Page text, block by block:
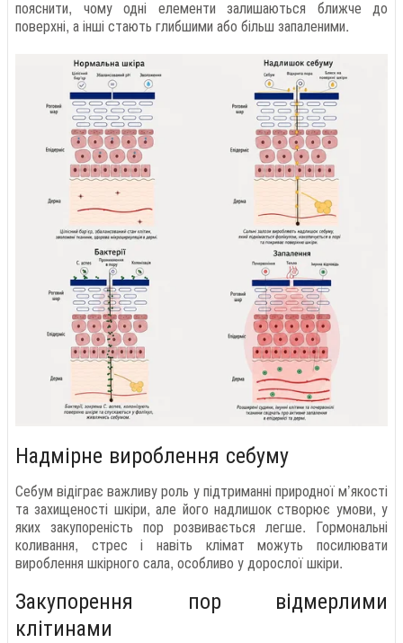
пояснити, чому одні елементи залишаються ближче до
поверхні, а інші стають глибшими або більш запаленими.
Надмірне вироблення себуму
Себум відіграє важливу роль у підтриманні природної м’якості
та захищеності шкіри, але його надлишок створює умови, у
яких закупореність пор розвивається легше. Гормональні
коливання, стрес і навіть клімат можуть посилювати
вироблення шкірного сала, особливо у дорослої шкіри.
Закупорення пор відмерлими
клітинами